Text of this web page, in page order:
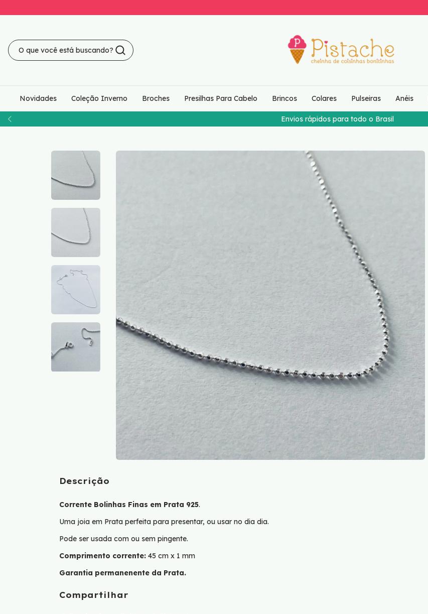
Envios rápidos para todo o Brasil
Novidades Coleção Inverno Broches Presilhas Para Cabelo Brincos Colares Pulseiras Anéis
Descrição
Corrente Bolinhas Finas em Prata 925.
Uma joia em Prata perfeita para presentar, ou usar no dia dia.
Pode ser usada com ou sem pingente.
Comprimento corrente: 45 cm x 1 mm
Garantia permanenente da Prata.
Compartilhar